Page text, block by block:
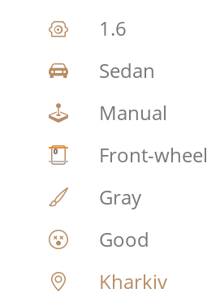
1.6
Sedan
Manual
Front-wheel
Gray
Good
Kharkiv